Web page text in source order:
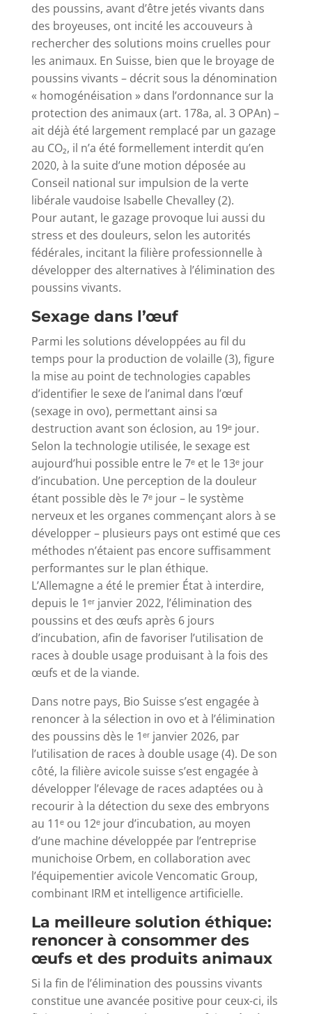
des poussins, avant d’être jetés vivants dans
des broyeuses, ont incité les accouveurs à
rechercher des solutions moins cruelles pour
les animaux. En Suisse, bien que le broyage de
poussins vivants – décrit sous la dénomination
« homogénéisation » dans l’ordonnance sur la
protection des animaux (art. 178a, al. 3 OPAn) –
ait déjà été largement remplacé par un gazage
au CO₂, il n’a été formellement interdit qu’en
2020, à la suite d’une motion déposée au
Conseil national sur impulsion de la verte
libérale vaudoise Isabelle Chevalley (2).
Pour autant, le gazage provoque lui aussi du
stress et des douleurs, selon les autorités
fédérales, incitant la filière professionnelle à
développer des alternatives à l’élimination des
poussins vivants.
Sexage dans l’œuf
Parmi les solutions développées au fil du
temps pour la production de volaille (3), figure
la mise au point de technologies capables
d’identifier le sexe de l’animal dans l’œuf
(sexage in ovo), permettant ainsi sa
destruction avant son éclosion, au 19ᵉ jour.
Selon la technologie utilisée, le sexage est
aujourd’hui possible entre le 7ᵉ et le 13ᵉ jour
d’incubation. Une perception de la douleur
étant possible dès le 7ᵉ jour – le système
nerveux et les organes commençant alors à se
développer – plusieurs pays ont estimé que ces
méthodes n’étaient pas encore suffisamment
performantes sur le plan éthique.
L’Allemagne a été le premier État à interdire,
depuis le 1ᵉʳ janvier 2022, l’élimination des
poussins et des œufs après 6 jours
d’incubation, afin de favoriser l’utilisation de
races à double usage produisant à la fois des
œufs et de la viande.
Dans notre pays, Bio Suisse s’est engagée à
renoncer à la sélection in ovo et à l’élimination
des poussins dès le 1ᵉʳ janvier 2026, par
l’utilisation de races à double usage (4). De son
côté, la filière avicole suisse s’est engagée à
développer l’élevage de races adaptées ou à
recourir à la détection du sexe des embryons
au 11ᵉ ou 12ᵉ jour d’incubation, au moyen
d’une machine développée par l’entreprise
munichoise Orbem, en collaboration avec
l’équipementier avicole Vencomatic Group,
combinant IRM et intelligence artificielle.
La meilleure solution éthique:
renoncer à consommer des
œufs et des produits animaux
Si la fin de l’élimination des poussins vivants
constitue une avancée positive pour ceux-ci, ils